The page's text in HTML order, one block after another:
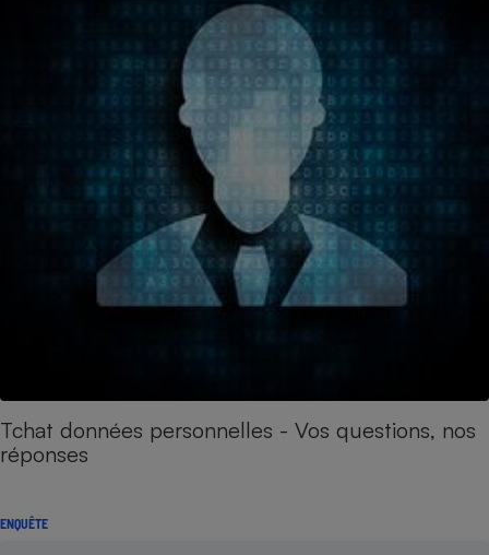
Tchat données personnelles - Vos questions, nos
réponses
ENQUÊTE